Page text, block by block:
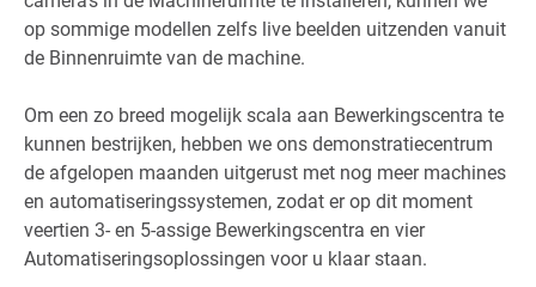
op sommige modellen zelfs live beelden uitzenden vanuit
de Binnenruimte van de machine.
Om een zo breed mogelijk scala aan Bewerkingscentra te
kunnen bestrijken, hebben we ons demonstratiecentrum
de afgelopen maanden uitgerust met nog meer machines
en automatiseringssystemen, zodat er op dit moment
veertien 3- en 5-assige Bewerkingscentra en vier
Automatiseringsoplossingen voor u klaar staan.